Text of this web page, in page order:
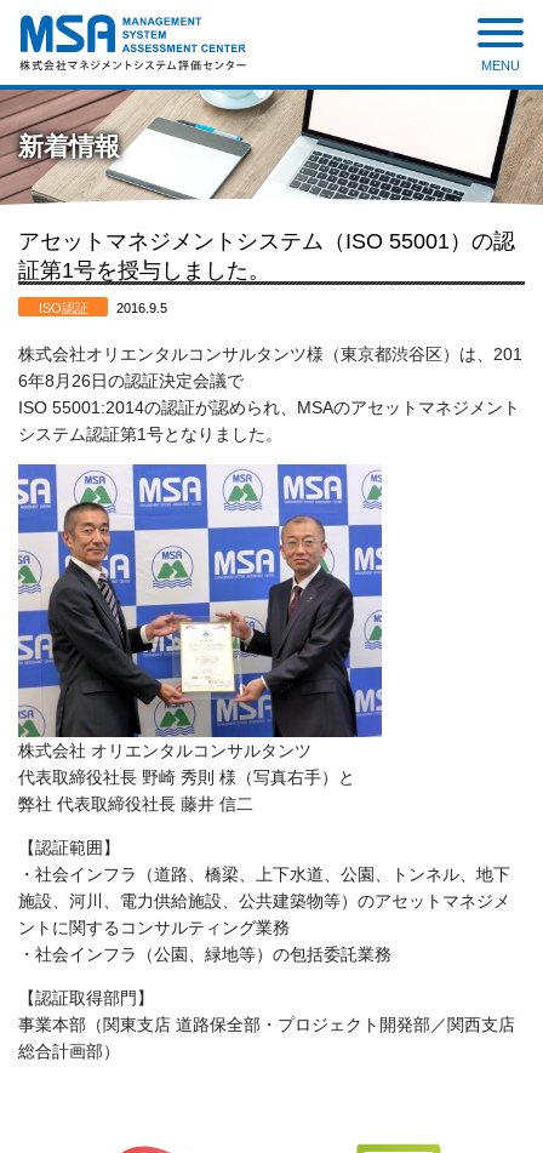
株式会社 マネジメントシステ
ム評価センター
MENU
新着情報
アセットマネジメントシステム（ISO 55001）の認
証第1号を授与しました。
ISO認証 2016.9.5
株式会社オリエンタルコンサルタンツ様（東京都渋谷区）は、201
6年8月26日の認証決定会議で
ISO 55001:2014の認証が認められ、MSAのアセットマネジメント
システム認証第1号となりました。
株式会社 オリエンタルコンサルタンツ
代表取締役社長 野崎 秀則 様（写真右手）と
弊社 代表取締役社長 藤井 信二
【認証範囲】
・社会インフラ（道路、橋梁、上下水道、公園、トンネル、地下
施設、河川、電力供給施設、公共建築物等）のアセットマネジメ
ントに関するコンサルティング業務
・社会インフラ（公園、緑地等）の包括委託業務
【認証取得部門】
事業本部（関東支店 道路保全部・プロジェクト開発部／関西支店
総合計画部）